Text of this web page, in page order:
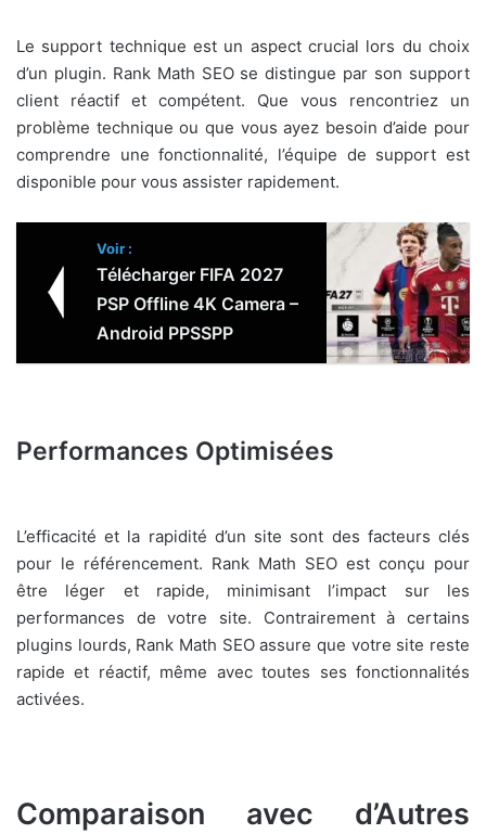
Le support technique est un aspect crucial lors du choix
d’un plugin. Rank Math SEO se distingue par son support
client réactif et compétent. Que vous rencontriez un
problème technique ou que vous ayez besoin d’aide pour
comprendre une fonctionnalité, l’équipe de support est
disponible pour vous assister rapidement.
Voir :
Télécharger FIFA 2027
PSP Offline 4K Camera –
Android PPSSPP
Performances Optimisées
L’efficacité et la rapidité d’un site sont des facteurs clés
pour le référencement. Rank Math SEO est conçu pour
être léger et rapide, minimisant l’impact sur les
performances de votre site. Contrairement à certains
plugins lourds, Rank Math SEO assure que votre site reste
rapide et réactif, même avec toutes ses fonctionnalités
activées.
Comparaison avec d’Autres